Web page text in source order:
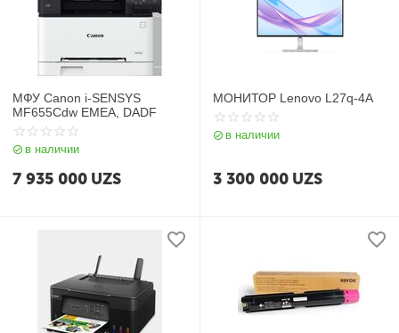
МФУ Canon i-SENSYS
MF655Cdw EMEA, DADF
в наличии
7 935 000 UZS
МОНИТОР Lenovo L27q-4A
в наличии
3 300 000 UZS